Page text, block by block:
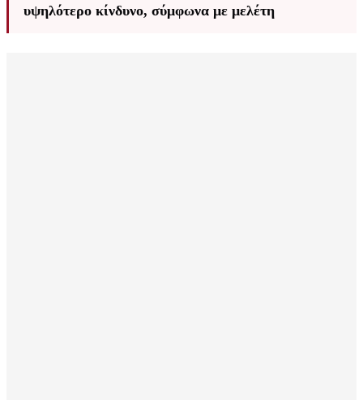
υψηλότερο κίνδυνο, σύμφωνα με μελέτη